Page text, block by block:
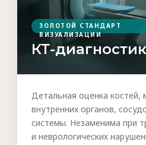
Детальная оценка костей,
внутренних органов,
системы. Незаменима при
и неврологических
КТ-
ЗОЛОТОЙ СТАНДАРТ
ВИЗУАЛИЗАЦИИ